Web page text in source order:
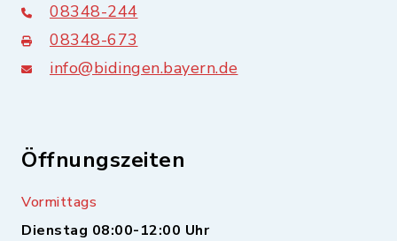
08348-244
08348-673
info@bidingen.bayern.de
Öffnungszeiten
Vormittags
Dienstag 08:00-12:00 Uhr